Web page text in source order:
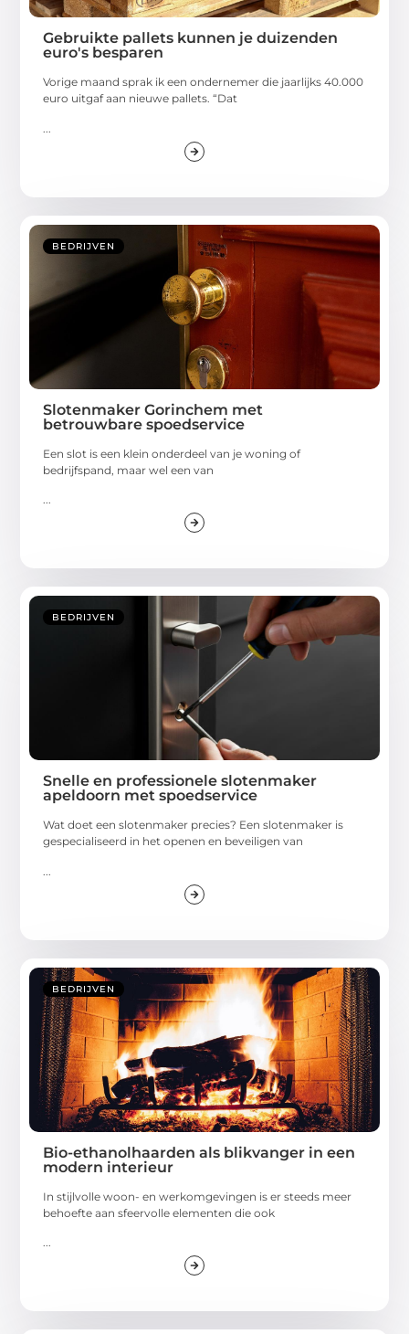
Gebruikte pallets kunnen je duizenden
euro's besparen
Vorige maand sprak ik een ondernemer die jaarlijks 40.000
euro uitgaf aan nieuwe pallets. “Dat
BEDRIJVEN
Slotenmaker Gorinchem met
betrouwbare spoedservice
Een slot is een klein onderdeel van je woning of
bedrijfspand, maar wel een van
...
BEDRIJVEN
Snelle en professionele slotenmaker
apeldoorn met spoedservice
Wat doet een slotenmaker precies? Een slotenmaker is
gespecialiseerd in het openen en beveiligen van
BEDRIJVEN
Bio-ethanolhaarden als blikvanger in een
modern interieur
In stijlvolle woon- en werkomgevingen is er steeds meer
behoefte aan sfeervolle elementen die ook
...